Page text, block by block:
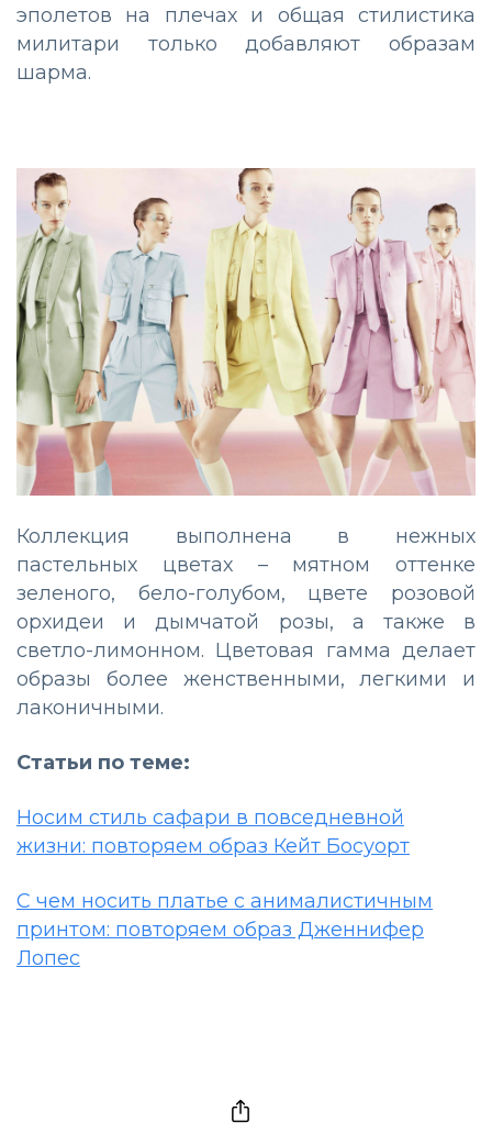
эполетов на плечах и общая стилистика
милитари только добавляют образам
шарма.
Коллекция выполнена в нежных
пастельных цветах – мятном оттенке
зеленого, бело-голубом, цвете розовой
орхидеи и дымчатой розы, а также в
светло-лимонном. Цветовая гамма делает
образы более женственными, легкими и
лаконичными.
Статьи по теме:
Носим стиль сафари в повседневной
жизни: повторяем образ Кейт Босуорт
С чем носить платье с анималистичным
принтом: повторяем образ Дженнифер
Лопес